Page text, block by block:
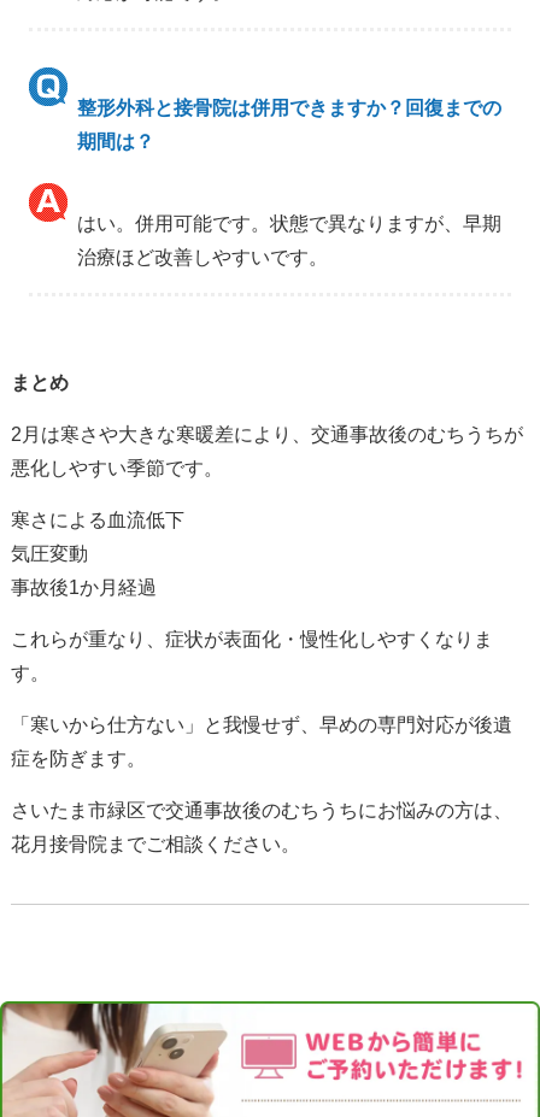
整形外科と接骨院は併用できますか？回復までの
期間は？
はい。併用可能です。状態で異なりますが、早期
治療ほど改善しやすいです。
まとめ
2 月は寒さや大きな寒暖差により、交通事故後のむちうちが
悪化しやすい季節です。
寒さによる血流低下
気圧変動
事故後1か月経過
これらが重なり、症状が表面化・慢性化しやすくなりま
す。
「寒いから仕方ない」と我慢せず、早めの専門対応が後遺
症を防ぎます。
さいたま市緑区で交通事故後のむちうちにお悩みの方は、
花月接骨院までご相談ください。